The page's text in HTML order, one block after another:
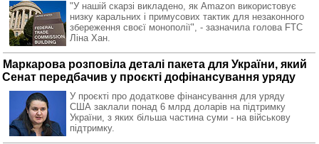
"У нашій скарзі викладено, як Amazon використовує
низку каральних і примусових тактик для незаконного
збереження своєї монополії", - зазначила голова FTC
Ліна Хан.
Маркарова розповіла деталі пакета для України, який
Сенат передбачив у проєкті дофінансування уряду
У проєкті про додаткове фінансування для уряду
США заклали понад 6 млрд доларів на підтримку
України, з яких більша частина суми - на військову
підтримку.